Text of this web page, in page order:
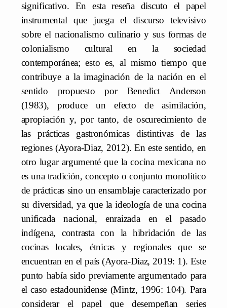
significativo. En esta reseña discuto el papel
instrumental que juega el discurso televisivo
sobre el nacionalismo culinario y sus formas de
colonialismo cultural en la sociedad
contemporánea; esto es, al mismo tiempo que
contribuye a la imaginación de la nación en el
sentido propuesto por Benedict Anderson
(1983), produce un efecto de asimilación,
apropiación y, por tanto, de oscurecimiento de
las prácticas gastronómicas distintivas de las
regiones (Ayora-Diaz, 2012). En este sentido, en
otro lugar argumenté que la cocina mexicana no
es una tradición, concepto o conjunto monolítico
de prácticas sino un ensamblaje caracterizado por
su diversidad, ya que la ideología de una cocina
unificada nacional, enraizada en el pasado
indígena, contrasta con la hibridación de las
cocinas locales, étnicas y regionales que se
encuentran en el país (Ayora-Diaz, 2019: 1). Este
punto había sido previamente argumentado para
el caso estadounidense (Mintz, 1996: 104). Para
considerar el papel que desempeñan series